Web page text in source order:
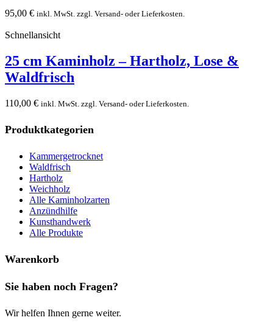
95,00 € inkl. MwSt. zzgl. Versand- oder Lieferkosten.
Schnellansicht
25 cm Kaminholz – Hartholz, Lose &
Waldfrisch
110,00 € inkl. MwSt. zzgl. Versand- oder Lieferkosten.
Produktkategorien
Kammergetrocknet
Waldfrisch
Hartholz
Weichholz
Alle Kaminholzarten
Anzündhilfe
Kunsthandwerk
Alle Produkte
Warenkorb
Sie haben noch Fragen?
Wir helfen Ihnen gerne weiter.